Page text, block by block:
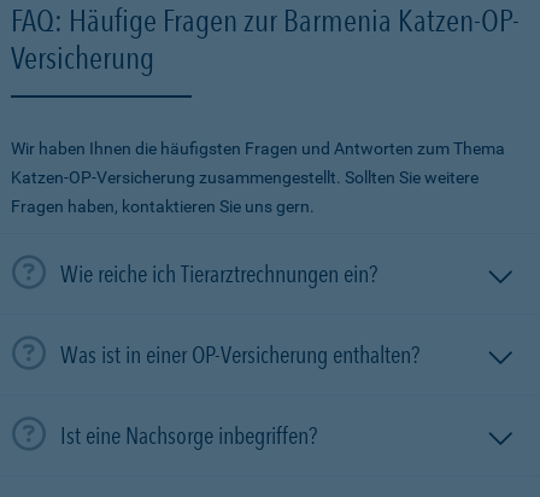
FAQ: Häufige Fragen zur Barmenia Katzen-OP-
Versicherung
Wir haben Ihnen die häufigsten Fragen und Antworten zum Thema
Katzen-OP-Versicherung zusammengestellt. Sollten Sie weitere
Fragen haben, kontaktieren Sie uns gern.
Wie reiche ich Tierarztrechnungen ein?
Was ist in einer OP-Versicherung enthalten?
Ist eine Nachsorge inbegriffen?